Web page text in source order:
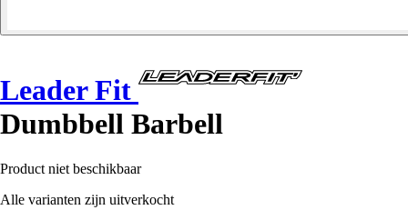
Leader Fit
Dumbbell Barbell
Product niet beschikbaar
Alle varianten zijn uitverkocht